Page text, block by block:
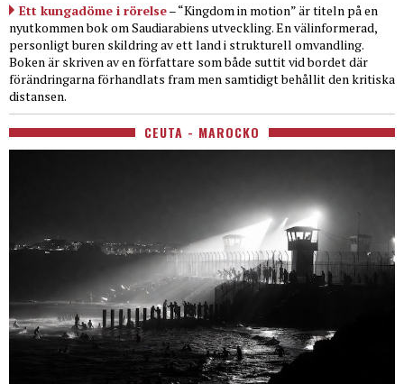
Ett kungadöme i rörelse– “Kingdom in motion” är titeln på en
nyutkommen bok om Saudiarabiens utveckling. En välinformerad,
personligt buren skildring av ett land i strukturell omvandling.
Boken är skriven av en författare som både suttit vid bordet där
förändringarna förhandlats fram men samtidigt behållit den kritiska
distansen.
CEUTA - MAROCKO